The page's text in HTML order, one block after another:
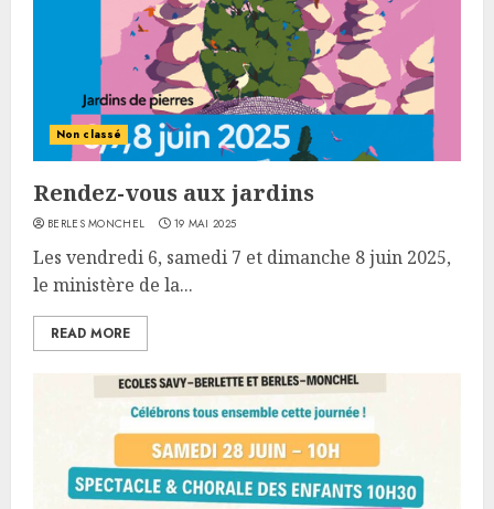
Non classé
Rendez-vous aux jardins
BERLES MONCHEL 19 MAI 2025
Les vendredi 6, samedi 7 et dimanche 8 juin 2025,
le ministère de la...
READ MORE